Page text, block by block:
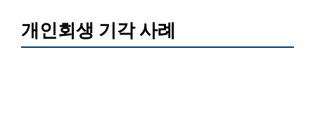
개인회생 기각 사례